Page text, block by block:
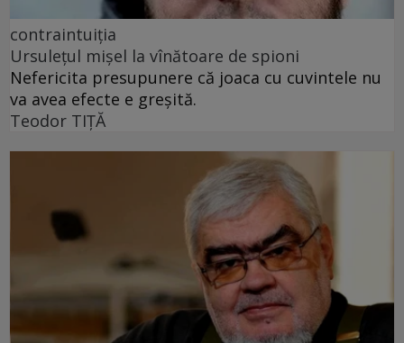
contraintuiția
Ursulețul mișel la vînătoare de spioni
Nefericita presupunere că joaca cu cuvintele nu
va avea efecte e greșită.
Teodor TIŢĂ